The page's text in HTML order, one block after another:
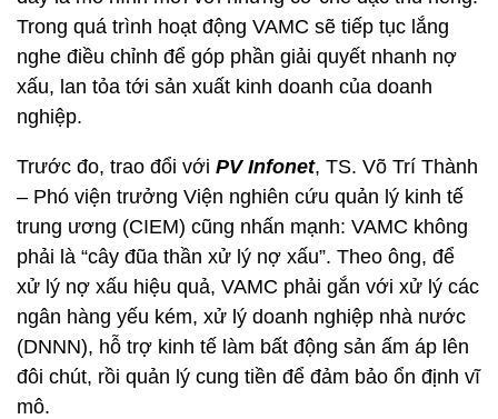
Trong quá trình hoạt động VAMC sẽ tiếp tục lắng
nghe điều chỉnh để góp phần giải quyết nhanh nợ
xấu, lan tỏa tới sản xuất kinh doanh của doanh
nghiệp.
Trước đo, trao đổi với PV Infonet, TS. Võ Trí Thành
– Phó viện trưởng Viện nghiên cứu quản lý kinh tế
trung ương (CIEM) cũng nhấn mạnh: VAMC không
phải là “cây đũa thần xử lý nợ xấu”. Theo ông, để
xử lý nợ xấu hiệu quả, VAMC phải gắn với xử lý các
ngân hàng yếu kém, xử lý doanh nghiệp nhà nước
(DNNN), hỗ trợ kinh tế làm bất động sản ấm áp lên
đôi chút, rồi quản lý cung tiền để đảm bảo ổn định vĩ
mô.